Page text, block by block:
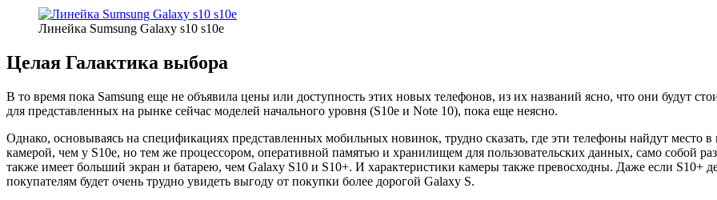
Линейка Sumsung Galaxy s10 s10e
Целая Галактика выбора
В то время пока Samsung еще не объявила цены или доступность этих новых телефонов, из их названий ясно, что они будут
для представленных на рынке сейчас моделей начального уровня (S10e и Note 10), пока еще неясно.
Однако, основываясь на спецификациях представленных мобильных новинок, трудно сказать, где эти телефоны найдут
камерой, чем у S10e, но тем же процессором, оперативной памятью и хранилищем для пользовательских данных, само собой
также имеет больший экран и батарею, чем Galaxy S10 и S10+. И характеристики камеры также превосходны. Даже если S10+
покупателям будет очень трудно увидеть выгоду от покупки более дорогой Galaxy S.